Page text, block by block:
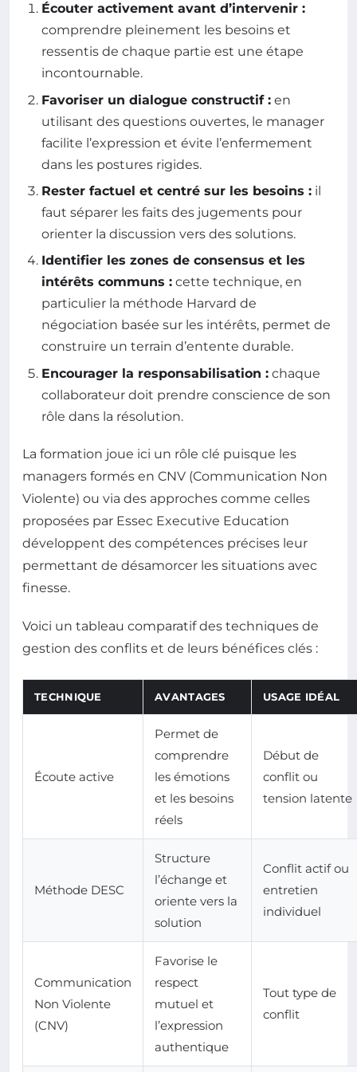
Écouter activement avant d’intervenir :
comprendre pleinement les besoins et
ressentis de chaque partie est une étape
incontournable.
Favoriser un dialogue constructif : en
utilisant des questions ouvertes, le manager
facilite l’expression et évite l’enfermement
dans les postures rigides.
Rester factuel et centré sur les besoins : il
faut séparer les faits des jugements pour
orienter la discussion vers des solutions.
Identifier les zones de consensus et les
intérêts communs : cette technique, en
particulier la méthode Harvard de
négociation basée sur les intérêts, permet de
construire un terrain d’entente durable.
Encourager la responsabilisation : chaque
collaborateur doit prendre conscience de son
rôle dans la résolution.
La formation joue ici un rôle clé puisque les
managers formés en CNV (Communication Non
Violente) ou via des approches comme celles
proposées par Essec Executive Education
développent des compétences précises leur
permettant de désamorcer les situations avec
finesse.
Voici un tableau comparatif des techniques de
gestion des conflits et de leurs bénéfices clés :
TECHNIQUE AVANTAGES USAGE IDÉAL
Écoute active
Permet de
comprendre
les émotions
et les besoins
réels
Début de
conflit ou
tension latente
Méthode DESC
Structure
l’échange et
oriente vers la
solution
Conflit actif ou
entretien
individuel
Communication
Non Violente
(CNV)
Favorise le
respect
mutuel et
l’expression
authentique
Tout type de
conflit